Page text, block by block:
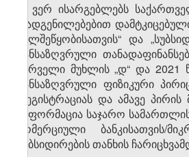
ა) ვერ ისარგებლებს
დადგენილებებით
ხელშეწყობისათვის“ და
განსაზღვრული
პირველი მუხლის „დ“ და
განსაზღვრული ფიზიკური
რეგისტრაციას და ამავე
ინფორმაცია საჯარო
კომერციული ბანკისათვის/
სუბსიდირების თანხის